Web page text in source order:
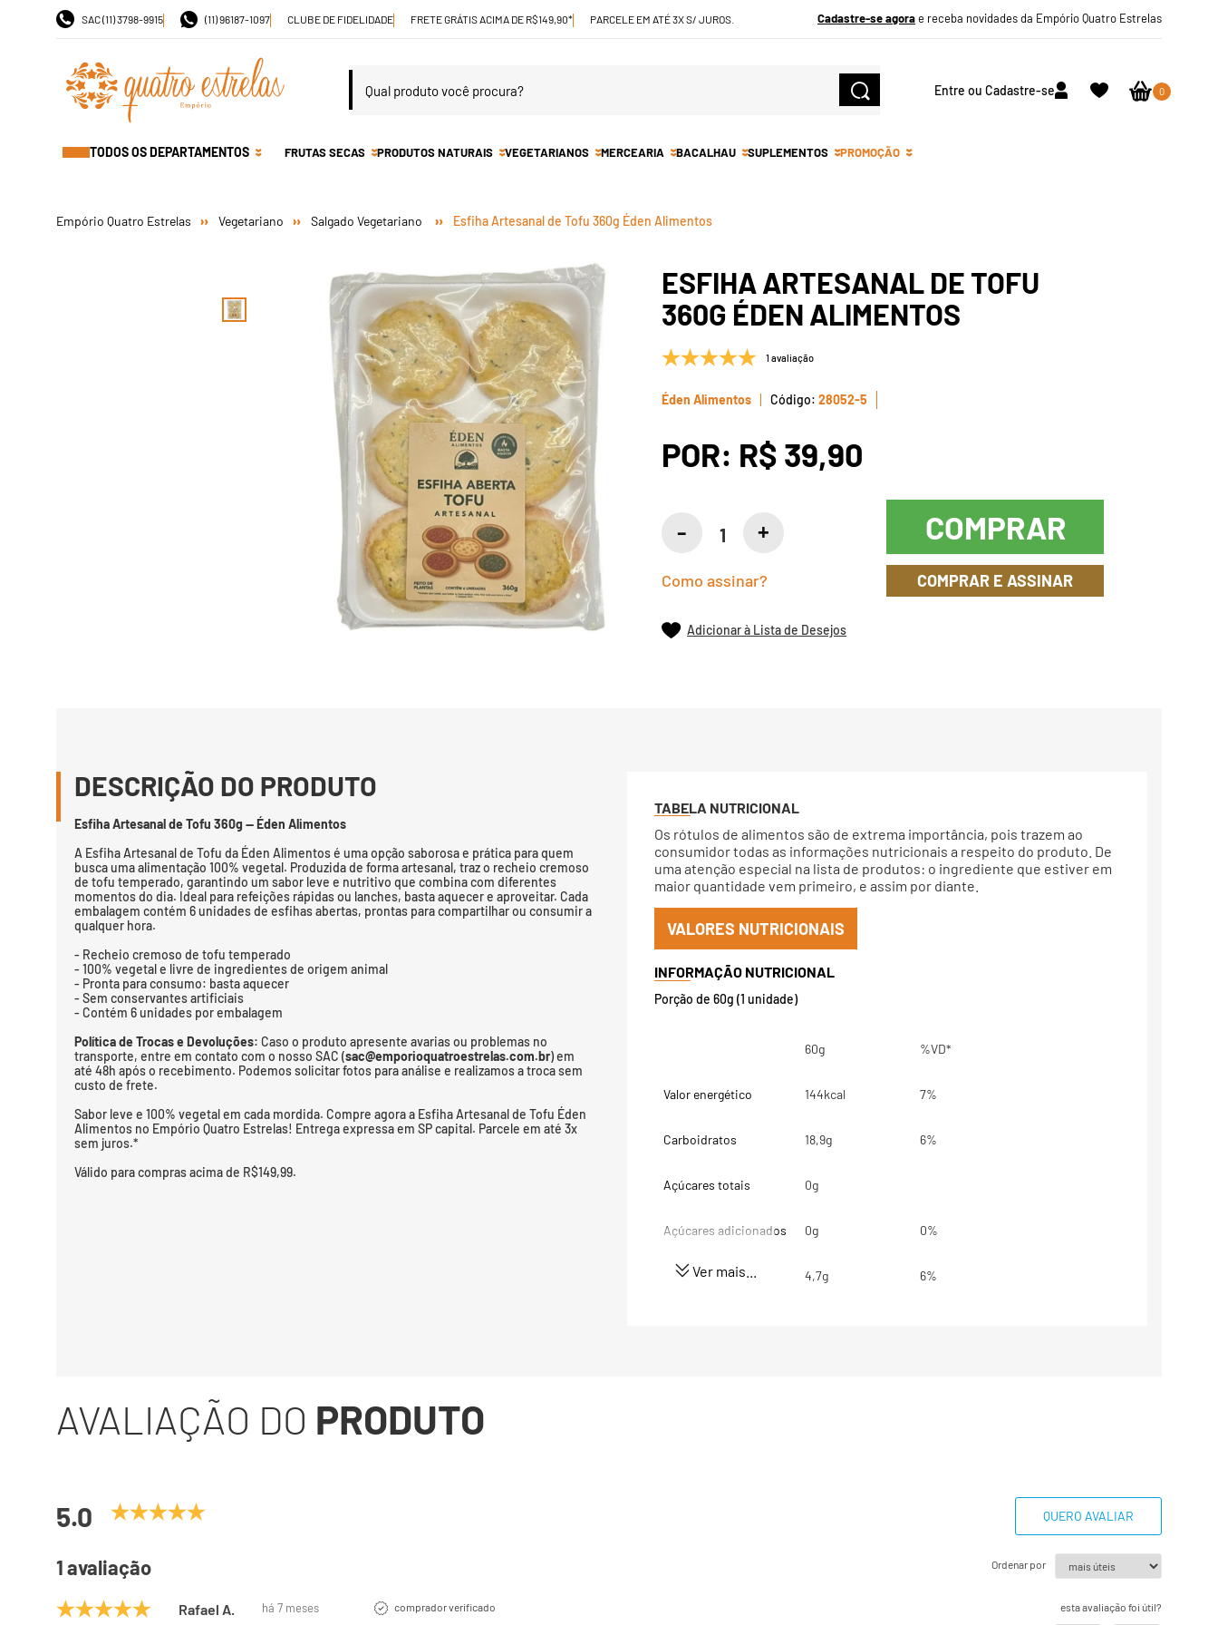
SAC (11) 3798-9915 (11) 96187-1097 CLUBE DE FIDELIDADE FRETE GRÁTIS ACIMA DE R$149,90* PARCELE EM ATÉ 3X S/ JUROS. Cadastre-se agorae receba novidades da Empório Quatro Estrelas
Entre ou Cadastre-se 0
TODOS OS DEPARTAMENTOS FRUTAS SECAS PRODUTOS NATURAIS VEGETARIANOS MERCEARIA BACALHAU SUPLEMENTOS PROMOÇÃO
Vegetariano Salgado Vegetariano Esfiha Artesanal de Tofu 360g Éden Alimentos
ESFIHA ARTESANAL DE TOFU
360G ÉDEN ALIMENTOS
1 avaliação
Éden Alimentos 28052-5
POR: R$ 39,90
COMPRAR
Como assinar? COMPRAR E ASSINAR
Adicionar à Lista de Desejos
DESCRIÇÃO DO PRODUTO
Esfiha Artesanal de Tofu 360g — Éden Alimentos
A Esfiha Artesanal de Tofu da Éden Alimentos é uma opção saborosa e prática para quem
busca uma alimentação 100% vegetal. Produzida de forma artesanal, traz o recheio cremoso
de tofu temperado, garantindo um sabor leve e nutritivo que combina com diferentes
momentos do dia. Ideal para refeições rápidas ou lanches, basta aquecer e aproveitar. Cada
embalagem contém 6 unidades de esfihas abertas, prontas para compartilhar ou consumir a
qualquer hora.
- Recheio cremoso de tofu temperado
- 100% vegetal e livre de ingredientes de origem animal
- Pronta para consumo: basta aquecer
- Sem conservantes artificiais
- Contém 6 unidades por embalagem
Política de Trocas e Devoluções: Caso o produto apresente avarias ou problemas no
transporte, entre em contato com o nosso SAC (sac@emporioquatroestrelas.com.br) em
até 48h após o recebimento. Podemos solicitar fotos para análise e realizamos a troca sem
custo de frete.
Sabor leve e 100% vegetal em cada mordida. Compre agora a Esfiha Artesanal de Tofu Éden
Alimentos no Empório Quatro Estrelas! Entrega expressa em SP capital. Parcele em até 3x
sem juros.*
Válido para compras acima de R$149,99.
TABELA NUTRICIONAL
Os rótulos de alimentos são de extrema importância, pois trazem ao
consumidor todas as informações nutricionais a respeito do produto. De
uma atenção especial na lista de produtos: o ingrediente que estiver em
maior quantidade vem primeiro, e assim por diante.
VALORES NUTRICIONAIS
Porção de 60g (1 unidade)
60g %VD*
Valor energético 144kcal 7%
Carboidratos 18,9g 6%
Açúcares totais 0g
Açúcares adicionados 0g 0%
Proteínas 4,7g 6%
(*) Valores diários com base em uma dieta de 2000kcal ou
Ver mais...
AVALIAÇÃO DO PRODUTO
5.0 QUERO AVALIAR
1 avaliação Ordenar por
Rafael A. há 7 meses comprador verificado esta avaliação foi útil?